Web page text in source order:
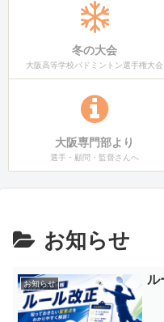
冬の大会
大阪高等学校バドミントン選手権大会
大阪専門部より
選手・顧問・監督さんへ
お知らせ
お知らせ ル